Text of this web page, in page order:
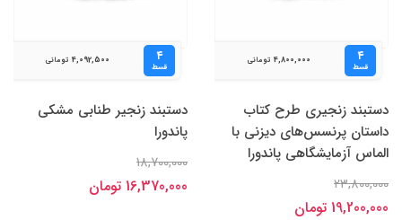
۴
قسط
4,800,000 تومانی
دستبند زنجیری طرح کتاب
داستان پرنسس‌های دیزنی با
الماس آزمایشگاهی پاندورا
23,800,000
19,200,000 تومان
۴
قسط
4,092,500 تومانی
دستبند زنجیر طنابی مشکی
پاندورا
18,700,000
16,370,000 تومان